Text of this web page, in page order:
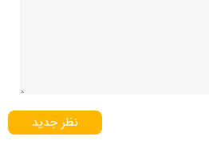
نظر جدید